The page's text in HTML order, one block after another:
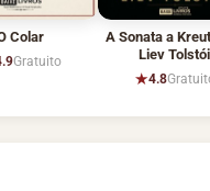
Colar
Gratuito
A Sonata a
Liev Tolstói
★4.8